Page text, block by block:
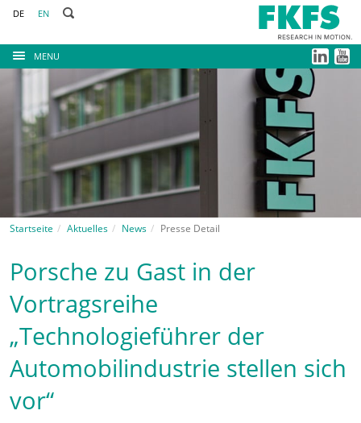
DE EN
MENU
Startseite Aktuelles News Presse Detail
Porsche zu Gast in der
Vortragsreihe
„Technologieführer der
Automobilindustrie stellen sich
vor“